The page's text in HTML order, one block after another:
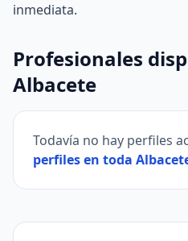
inmediata.
Profesionales
Albacete
Todavía no hay perfiles
perfiles en toda